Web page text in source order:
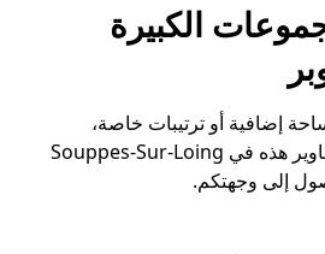
الكبيرة
إضافية أو ترتيبات خاصة،
ستساعدك خيارات المشاوير هذه في Souppes-Sur-Loing
إلى وجهتكم.